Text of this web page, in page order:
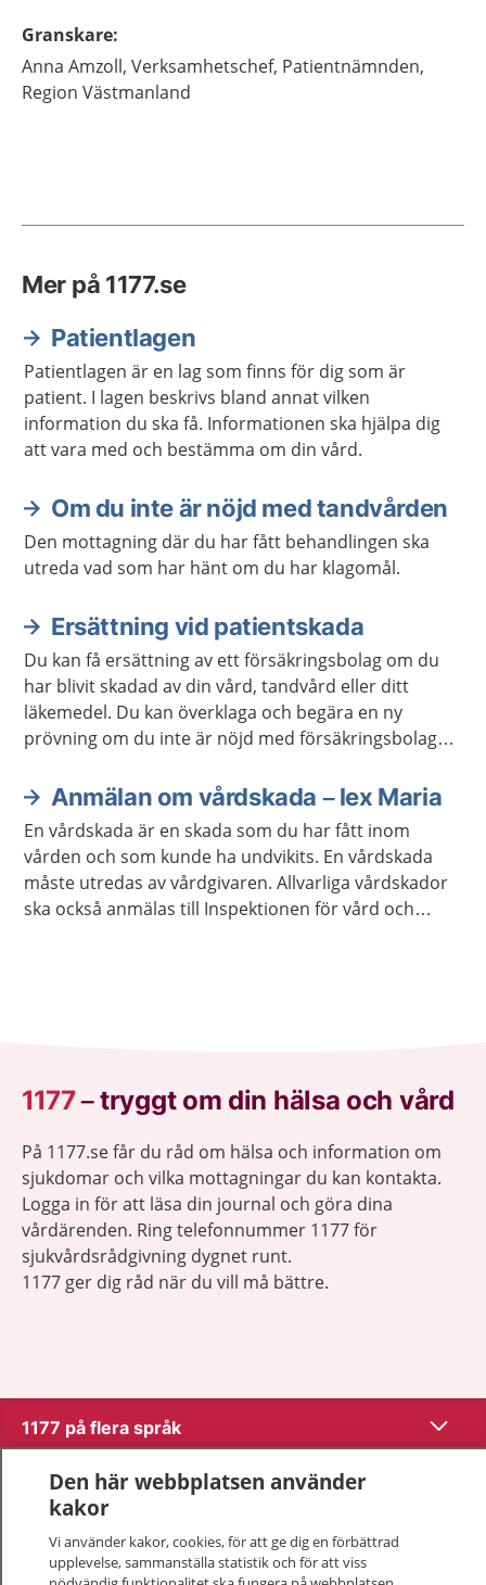
Granskare:
Anna Amzoll, Verksamhetschef, Patientnämnden,
Region Västmanland
Mer på 1177.se
Patientlagen
Patientlagen är en lag som finns för dig som är
patient. I lagen beskrivs bland annat vilken
information du ska få. Informationen ska hjälpa dig
att vara med och bestämma om din vård.
Om du inte är nöjd med tandvården
Den mottagning där du har fått behandlingen ska
utreda vad som har hänt om du har klagomål.
Ersättning vid patientskada
Du kan få ersättning av ett försäkringsbolag om du
har blivit skadad av din vård, tandvård eller ditt
läkemedel. Du kan överklaga och begära en ny
prövning om du inte är nöjd med försäkringsbolagets
Anmälan om vårdskada – lex Maria
En vårdskada är en skada som du har fått inom
vården och som kunde ha undvikits. En vårdskada
måste utredas av vårdgivaren. Allvarliga vårdskador
ska också anmälas till Inspektionen för vård och
1177–tryggt om din hälsa och vård
På 1177.se får du råd om hälsa och information om
sjukdomar och vilka mottagningar du kan kontakta.
Logga in för att läsa din journal och göra dina
vårdärenden. Ring telefonnummer 1177 för
sjukvårdsrådgivning dygnet runt.
1177 ger dig råd när du vill må bättre.
1177 på flera språk Visa
Om 1177
Kontakt
Den här webbplatsen använder
kakor
Vi använder kakor, cookies, för att ge dig en förbättrad
upplevelse, sammanställa statistik och för att viss